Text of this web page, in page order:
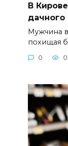
В
дачного
Мужчина
похищая
0 0